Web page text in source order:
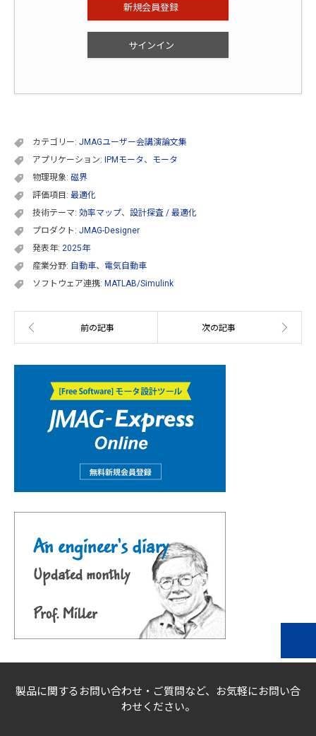
新規会員登録
サインイン
カテゴリー: JMAGユーザー会講演論文集
アプリケーション: IPMモータ、 モータ
物理現象: 磁界
評価項目: 最適化
技術テーマ: 効率マップ、 設計探査 / 最適化
プロダクト: JMAG-Designer
発表年: 2025年
産業分野: 自動車、 電気自動車
ソフトウェア連携: MATLAB/Simulink
製品に関するお問い合わせ・ご質問など、お気軽にお問い合
わせください。